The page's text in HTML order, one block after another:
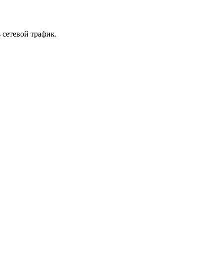
трафик.